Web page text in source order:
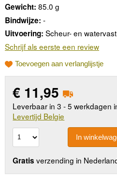
Gewicht: 85.0 g
Bindwijze: -
Uitvoering: Scheur- en watervast
Schrijf als eerste een review
Toevoegen aan verlanglijstje
€ 11,95
Leverbaar in 3 - 5 werkdagen
Levertijd Belgie
In
Gratis verzending in